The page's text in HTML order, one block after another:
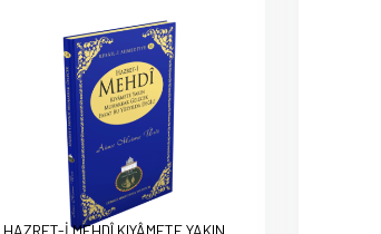
HAZRET-İ MEHDÎ KIYÂMETE YAKIN